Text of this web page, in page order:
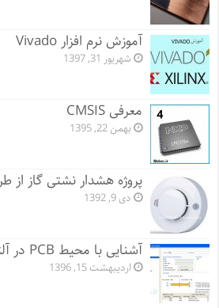
آموزش نرم افزار Vivado
شهریور 31, 1397
معرفی CMSIS
بهمن 22, 1395
پروژه هشدار نشتی گاز از
دی 9, 1392
آشنایی با محیط PCB در آلتیوم دیزاینر
اردیبهشت 15, 1396